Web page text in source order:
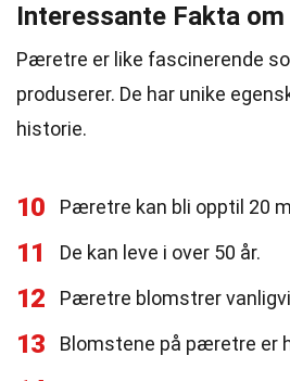
Interessante Fakta
Pæretre er like fascinerende
produserer. De har unike
historie.
10 Pæretre kan bli opptil 20
11 De kan leve i over 50 år.
12 Pæretre blomstrer
13 Blomstene på pæretre er